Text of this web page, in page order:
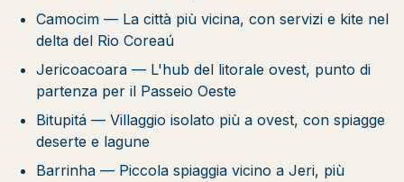
Camocim — La città più vicina, con servizi e kite nel
delta del Rio Coreaú
Jericoacoara — L'hub del litorale ovest, punto di
partenza per il Passeio Oeste
Bitupitá — Villaggio isolato più a ovest, con spiagge
deserte e lagune
Barrinha — Piccola spiaggia vicino a Jeri, più